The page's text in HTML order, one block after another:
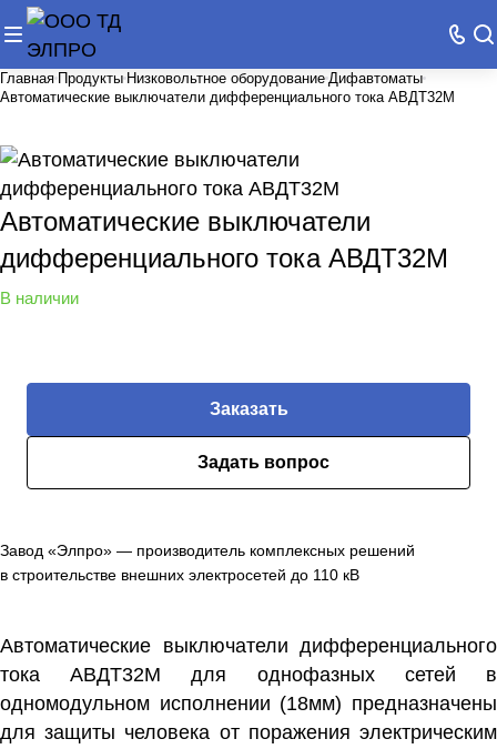
Главная Продукты Низковольтное оборудование Дифавтоматы
Автоматические выключатели дифференциального тока АВДТ32М
Автоматические выключатели
дифференциального тока АВДТ32М
В наличии
Заказать
Задать вопрос
Завод «Элпро» — производитель комплексных решений
в строительстве внешних электросетей до 110 кВ
Автоматические выключатели дифференциального
тока АВДТ32М для однофазных сетей в
одномодульном исполнении (18мм) предназначены
для защиты человека от поражения электрическим